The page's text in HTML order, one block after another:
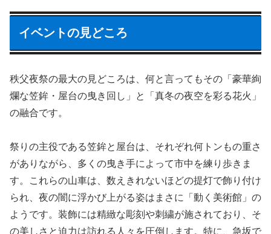
イベントの見どころ
秩父夜祭の最大の見どころは、何と言ってもその「豪華絢
爛な笠鉾・屋台の曳き回し」と「真冬の夜空を彩る花火」
の融合です。
祭りの主役である笠鉾と屋台は、それぞれ何トンもの重さ
がありながら、多くの曳き手によって市中を練り歩きま
す。これらの山車は、数えきれないほどの提灯で飾り付け
られ、夜の闇に浮かび上がる姿はまさに「動く美術館」の
ようです。装飾には精緻な彫刻や刺繍が施されており、そ
の美しさと迫力は訪れる人々を圧倒します。特に、急坂で